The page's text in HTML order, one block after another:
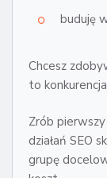
buduję
Chcesz
to
Zrób
działań SEO
grupę